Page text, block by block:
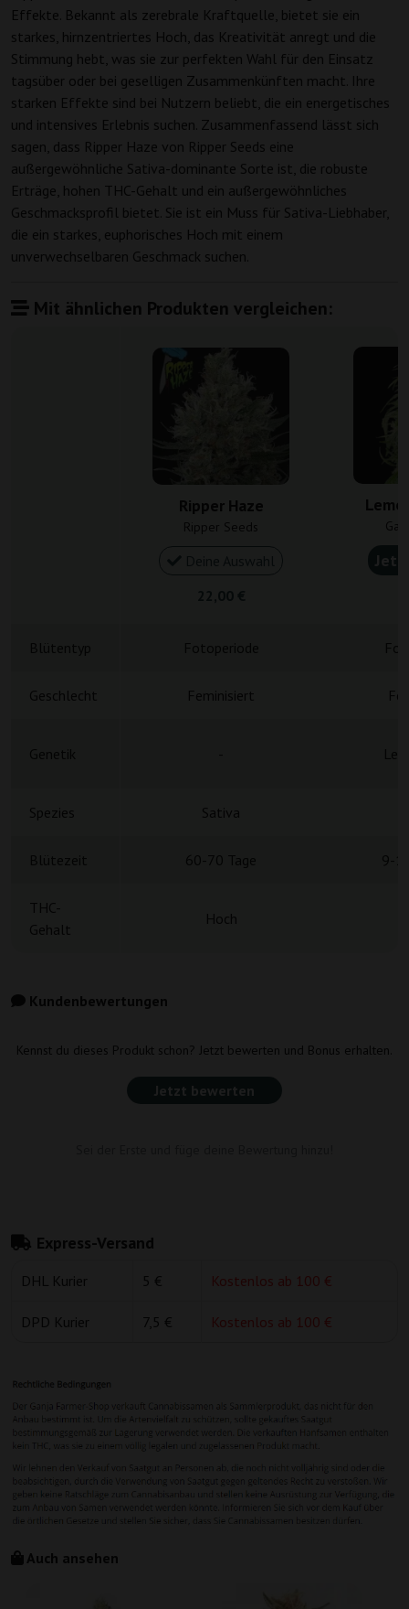
Effekte. Bekannt als zerebrale Kraftquelle, bietet sie ein
starkes, hirnzentriertes Hoch, das Kreativität anregt und die
Stimmung hebt, was sie zur perfekten Wahl für den Einsatz
tagsüber oder bei geselligen Zusammenkünften macht. Ihre
starken Effekte sind bei Nutzern beliebt, die ein energetisches
und intensives Erlebnis suchen. Zusammenfassend lässt sich
sagen, dass Ripper Haze von Ripper Seeds eine
außergewöhnliche Sativa-dominante Sorte ist, die robuste
Erträge, hohen THC-Gehalt und ein außergewöhnliches
Geschmacksprofil bietet. Sie ist ein Muss für Sativa-Liebhaber,
die ein starkes, euphorisches Hoch mit einem
unverwechselbaren Geschmack suchen.
Mit ähnlichen Produkten vergleichen:
Ripper Haze
Ripper Seeds
Geschlecht Feminisiert
Spezies Sativa
THC-
Gehalt
Hoch
Kundenbewertungen
Kennst du dieses Produkt schon? Jetzt bewerten und Bonus erhalten.
Jetzt bewerten
Express-Versand
DHL Kurier 5 € Kostenlos ab 100 €
DPD Kurier 7,5 € Kostenlos ab 100 €
Auch ansehen